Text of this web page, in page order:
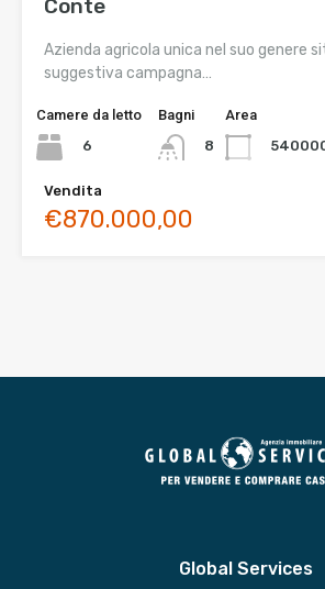
Conte
Azienda agricola unica nel suo genere
suggestiva campagna…
Camere da letto
6
Bagni
8
Area
Vendita
€870.000,00
Global Services